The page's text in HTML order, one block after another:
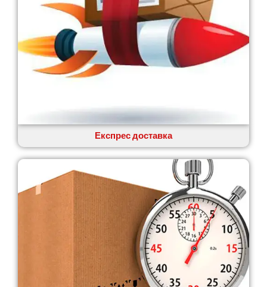
Житомир
Знам’янка
Звенигородка
Звягель
Бабаи
Бармаки
Біла Церква
Білгород-Дністровський
Білогородка
Експрес доставка